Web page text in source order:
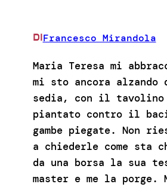
DIFrancesco Mirandola
Maria Teresa mi
mi sto ancora alzando
sedia, con il
piantato contro il
gambe piegate. Non
a chiederle come sta
da una borsa la sua
master e me la porge.